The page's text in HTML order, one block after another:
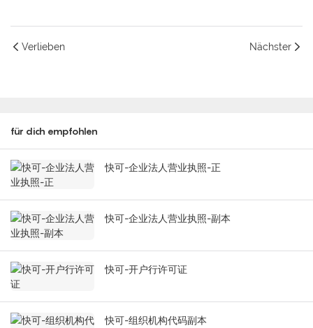
Verlieben Nächster
für dich empfohlen
快可-企业法人营业执照-正
快可-企业法人营业执照-副本
快可-开户行许可证
快可-组织机构代码副本